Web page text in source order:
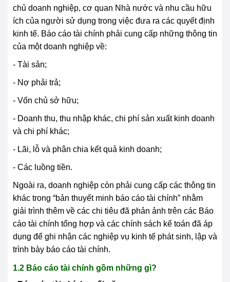
chủ doanh nghiệp, cơ quan Nhà nước và nhu cầu hữu
ích của người sử dụng trong việc đưa ra các quyết định
kinh tế. Báo cáo tài chính phải cung cấp những thông tin
của một doanh nghiệp về:
- Tài sản;
- Nợ phải trả;
- Vốn chủ sở hữu;
- Doanh thu, thu nhập khác, chi phí sản xuất kinh doanh
và chi phí khác;
- Lãi, lỗ và phân chia kết quả kinh doanh;
- Các luồng tiền.
Ngoài ra, doanh nghiệp còn phải cung cấp các thông tin
khác trong “bản thuyết minh báo cáo tài chính” nhằm
giải trình thêm về các chi tiêu đã phản ảnh trên các Báo
cáo tài chính tổng hợp và các chính sách kế toán đã áp
dụng để ghi nhận các nghiệp vụ kinh tế phát sinh, lập và
trình bày báo cáo tài chính.
1.2 Báo cáo tài chính gồm những gì?